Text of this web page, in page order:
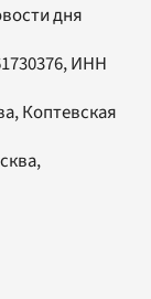
дня
ИНН
Коптевская
,